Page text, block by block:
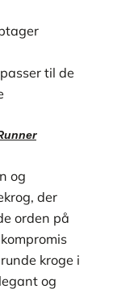
til de
og
der
orden på
kroge i
og